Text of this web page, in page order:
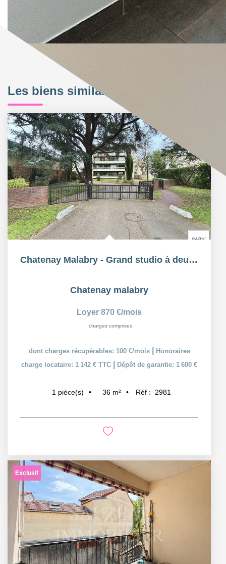
Les biens similaires
Chatenay Malabry - Grand studio à deux pas du Parc de Sceaux
Chatenay malabry
Loyer 870 €/mois
charges comprises
dont charges récupérables: 100 €/mois
Honoraires
charge locataire: 1 142 € TTC
Dépôt de garantie: 1 600 €
1 pièce(s) 36 m² Réf : 2981
Exclusif